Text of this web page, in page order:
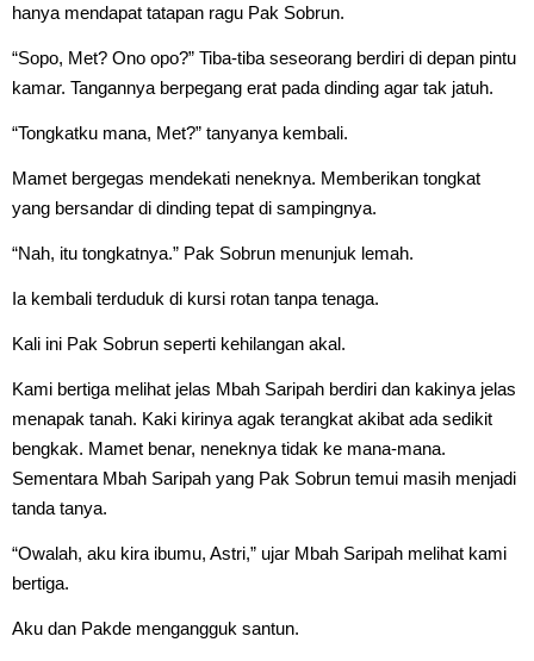
hanya mendapat tatapan ragu Pak Sobrun.
“Sopo, Met? Ono opo?” Tiba-tiba seseorang berdiri di depan pintu
kamar. Tangannya berpegang erat pada dinding agar tak jatuh.
“Tongkatku mana, Met?” tanyanya kembali.
Mamet bergegas mendekati neneknya. Memberikan tongkat
yang bersandar di dinding tepat di sampingnya.
“Nah, itu tongkatnya.” Pak Sobrun menunjuk lemah.
Ia kembali terduduk di kursi rotan tanpa tenaga.
Kali ini Pak Sobrun seperti kehilangan akal.
Kami bertiga melihat jelas Mbah Saripah berdiri dan kakinya jelas
menapak tanah. Kaki kirinya agak terangkat akibat ada sedikit
bengkak. Mamet benar, neneknya tidak ke mana-mana.
Sementara Mbah Saripah yang Pak Sobrun temui masih menjadi
tanda tanya.
“Owalah, aku kira ibumu, Astri,” ujar Mbah Saripah melihat kami
bertiga.
Aku dan Pakde mengangguk santun.